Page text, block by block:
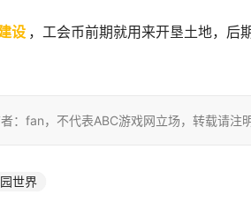
设 ，工会币前期就用来开垦土地，后
：fan，不代表ABC游戏网立场，转载请注明
世界